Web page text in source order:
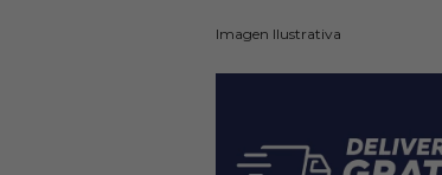
Imagen Ilustrativa